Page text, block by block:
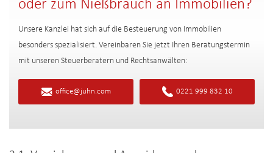
oder zum Nießbrauch an Immobilien?
Unsere Kanzlei hat sich auf die Besteuerung von Immobilien
besonders spezialisiert. Vereinbaren Sie jetzt Ihren Beratungstermin
mit unseren Steuerberatern und Rechtsanwälten:
office@juhn.com 0221 999 832 10